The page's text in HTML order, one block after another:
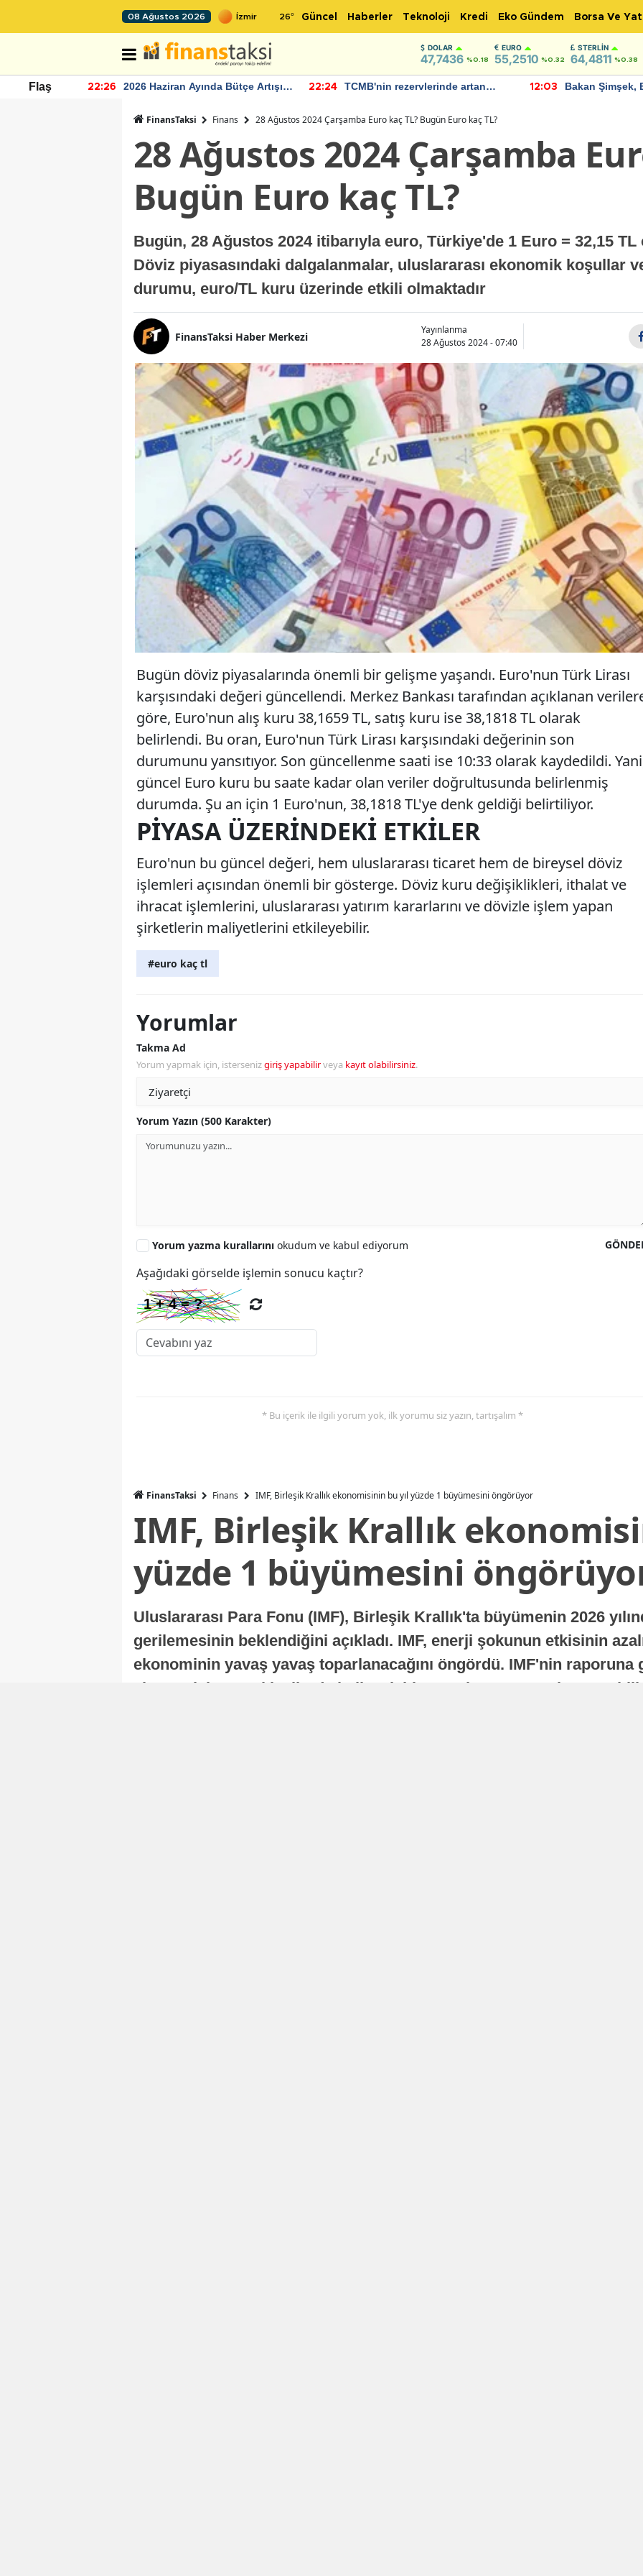
08 Ağustos 2026 26° Güncel Haberler Teknoloji Kredi Eko Gündem Borsa Ve
DOLAR
47,7436 %0.18
EURO
55,2510 %0.32
STERLIN
64,4811 %0.38
Flaş 22:26
2026 Haziran Ayında Bütçe Artışı
22:24
TCMB'nin rezervlerinde artan
12:03
Bakan Şimşek,
FinansTaksi Finans 28 Ağustos 2024 Çarşamba Euro kaç TL? Bugün Euro kaç TL?
28 Ağustos 2024 Çarşamba
Bugün Euro kaç TL?
Bugün, 28 Ağustos 2024 itibarıyla euro, Türkiye'de 1 Euro = 32,15
Döviz piyasasındaki dalgalanmalar, uluslararası ekonomik koşullar
durumu, euro/TL kuru üzerinde etkili olmaktadır
FinansTaksi Haber Merkezi
Yayınlanma
28 Ağustos 2024 - 07:40
Bugün döviz piyasalarında önemli bir gelişme yaşandı. Euro'nun Türk Lirası
karşısındaki değeri güncellendi. Merkez Bankası tarafından açıklanan
göre, Euro'nun alış kuru 38,1659 TL, satış kuru ise 38,1818 TL olarak
belirlendi. Bu oran, Euro'nun Türk Lirası karşısındaki değerinin son
durumunu yansıtıyor. Son güncellenme saati ise 10:33 olarak kaydedildi.
güncel Euro kuru bu saate kadar olan veriler doğrultusunda belirlenmiş
durumda. Şu an için 1 Euro'nun, 38,1818 TL'ye denk geldiği belirtiliyor.
PIYASA ÜZERINDEKI ETKILER
Euro'nun bu güncel değeri, hem uluslararası ticaret hem de bireysel döviz
işlemleri açısından önemli bir gösterge. Döviz kuru değişiklikleri, ithalat ve
ihracat işlemlerini, uluslararası yatırım kararlarını ve dövizle işlem yapan
şirketlerin maliyetlerini etkileyebilir.
#euro kaç tl
Yorumlar
Takma Ad
Yorum yapmak için, istersenizgiriş yapabilirveya kayıt olabilirsiniz.
Yorum Yazın (500 Karakter)
Yorum yazma kurallarını okudum ve kabul ediyorum
Aşağıdaki görselde işlemin sonucu kaçtır?
* Bu içerik ile ilgili yorum yok, ilk yorumu siz yazın, tartışalım *
FinansTaksi Finans IMF, Birleşik Krallık ekonomisinin bu yıl yüzde 1 büyümesini öngörüyor
IMF, Birleşik Krallık
yüzde 1 büyümesini
Uluslararası Para Fonu (IMF), Birleşik Krallık'ta büyümenin 2026
gerilemesinin beklendiğini açıkladı. IMF, enerji şokunun etkisinin
ekonominin yavaş yavaş toparlanacağını öngördü. IMF'nin raporuna
ekonomisi, sonraki yıllarda istikrarlı bir toparlanma süreci